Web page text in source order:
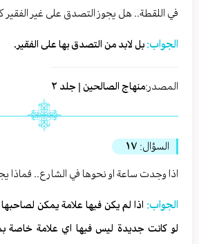
في اللقطة.. هل يجوز التصدق على غير الفقير
الجواب: بل لابد من التصدق بها على الفقير.
المصدر:منهاج الصالحين | جلد ٢
السؤال: ١٧
اذا وجدت ساعة او نحوها في الشارع.. فماذا
الجواب: اذا لم يكن فيها علامة يمكن لصاحبها
لو كانت جديدة ليس فيها اي علامة خاصة